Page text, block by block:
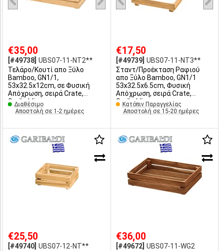
€35,00
[#49738] UBS07-11-ΝΤ2**
Τελάρο/Κουτί απο Ξύλο
Bamboo, GN1/1,
53x32.5x12cm, σε Φυσική
Απόχρωση, σειρά Crate,
Garibaldi
Διαθέσιμο
Αποστολή σε 1-2 ημέρες
€17,50
[#49739] UBS07-11-ΝΤ3**
Σταντ/Προέκταση Ραφιού
απο Ξύλο Bamboo, GN1/1
53x32.5x6.5cm, Φυσική
Απόχρωση, σειρά Crate,
Garibaldi
Κατόπιν Παραγγελίας
Αποστολή σε 15-20 ημέρες
€25,50
[#49740] UBS07-12-ΝΤ**
€36,00
[#49672] UBS07-11-WG2